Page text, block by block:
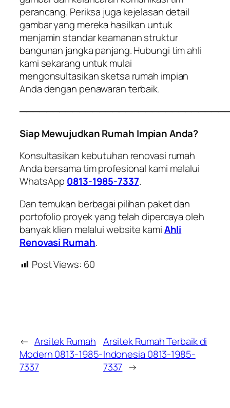
perancang. Periksa juga kejelasan detail
gambar yang mereka hasilkan untuk
menjamin standar keamanan struktur
bangunan jangka panjang. Hubungi tim ahli
kami sekarang untuk mulai
mengonsultasikan sketsa rumah impian
Anda dengan penawaran terbaik.
Siap Mewujudkan Rumah Impian Anda?
Konsultasikan kebutuhan renovasi rumah
Anda bersama tim profesional kami melalui
WhatsApp 0813-1985-7337.
Dan temukan berbagai pilihan paket dan
portofolio proyek yang telah dipercaya oleh
banyak klien melalui website kamiAhli
Renovasi Rumah.
Post Views: 60
← Arsitek Rumah
Modern 0813-1985-
7337
Arsitek Rumah Terbaik di
Indonesia 0813-1985-
7337 →